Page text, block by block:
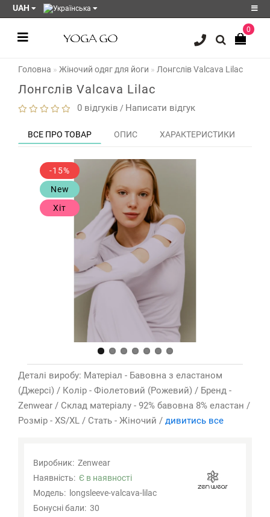
UAH
Реєстрація
Авторизація
Мої
0
Головна Жіночий одяг для йоги Лонгслів Valcava Lilac
Лонгслів Valcava Lilac
0 відгуків / Написати відгук
ВСЕ ПРО ТОВАР ОПИС ХАРАКТЕРИСТИКИ
-15%
New
Хіт
Деталі виробу: Матеріал - Бавовна з еластаном
(Джерсі) / Колір - Фіолетовий (Рожевий) / Бренд -
Zenwear / Склад матеріалу - 92% бавовна 8% еластан /
Розмір - XS/XL / Стать - Жіночий / дивитись все
Виробник: Zenwear
Наявність: Є в наявності
Модель: longsleeve-valcava-lilac
Бонусні бали: 30